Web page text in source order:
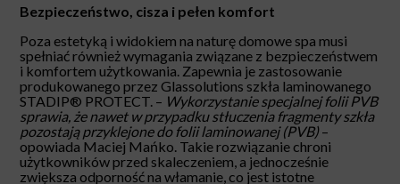
Bezpieczeństwo, cisza i pełen komfort
Poza estetyką i widokiem na naturę domowe spa musi
spełniać również wymagania związane z bezpieczeństwem
i komfortem użytkowania. Zapewnia je zastosowanie
produkowanego przez Glassolutions szkła laminowanego
STADIP® PROTECT. – Wykorzystanie specjalnej folii PVB
sprawia, że nawet w przypadku stłuczenia fragmenty szkła
pozostają przyklejone do folii laminowanej (PVB) –
opowiada Maciej Mańko. Takie rozwiązanie chroni
użytkowników przed skaleczeniem, a jednocześnie
zwiększa odporność na włamanie, co jest istotne